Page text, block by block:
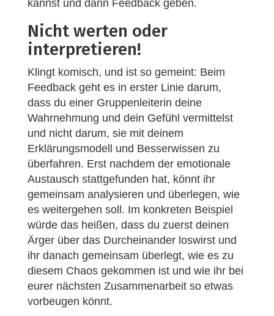
kannst und dann Feedback geben.
Nicht werten oder
interpretieren!
Klingt komisch, und ist so gemeint: Beim
Feedback geht es in erster Linie darum,
dass du einer Gruppenleiterin deine
Wahrnehmung und dein Gefühl vermittelst
und nicht darum, sie mit deinem
Erklärungsmodell und Besserwissen zu
überfahren. Erst nachdem der emotionale
Austausch stattgefunden hat, könnt ihr
gemeinsam analysieren und überlegen, wie
es weitergehen soll. Im konkreten Beispiel
würde das heißen, dass du zuerst deinen
Ärger über das Durcheinander loswirst und
ihr danach gemeinsam überlegt, wie es zu
diesem Chaos gekommen ist und wie ihr bei
eurer nächsten Zusammenarbeit so etwas
vorbeugen könnt.